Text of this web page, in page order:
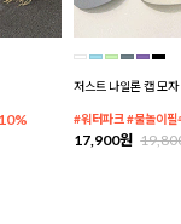
10%
저스트 나일론 캡 모자
#워터파크 #물놀이필
17,900원